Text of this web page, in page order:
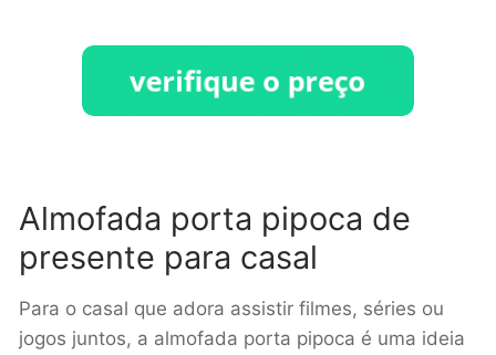
Almofada porta pipoca de
presente para casal
Para o casal que adora assistir filmes, séries ou
jogos juntos, a almofada porta pipoca é uma ideia